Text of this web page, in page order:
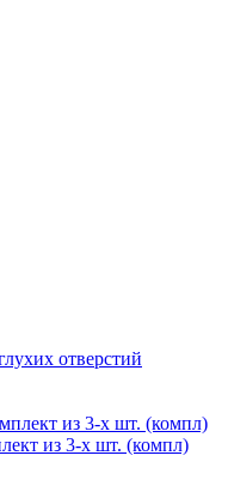
отверстий
из 3-х шт. (компл)